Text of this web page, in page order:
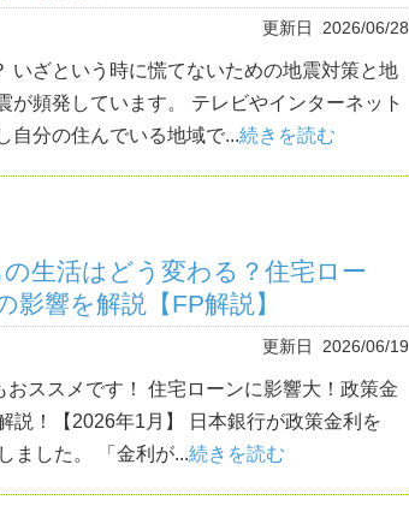
更新日 2026/06/28
いざという時に慌てないための地震対策と地
が頻発しています。 テレビやインターネット
自分の住んでいる地域で...続きを読む
生活はどう変わる？住宅ロー
影響を解説【FP解説】
更新日 2026/06/19
ススメです！ 住宅ローンに影響大！政策金
説！【2026年1月】 日本銀行が政策金利を
ました。 「金利が...続きを読む